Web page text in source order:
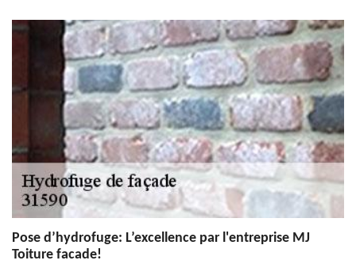
Pose d’hydrofuge: L’excellence par l'entreprise MJ
Toiture facade!